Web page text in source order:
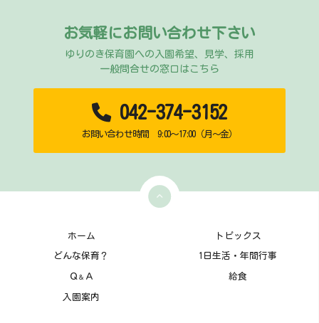
お気軽にお問い合わせ下さい
ゆりのき保育園への入園希望、見学、採用
一般問合せの窓口はこちら
042-374-3152
お問い合わせ時間 9:00～17:00（月～金）
ホーム トピックス
どんな保育？ 1日生活・年間行事
Ｑ ＆ Ａ 給食
入園案内